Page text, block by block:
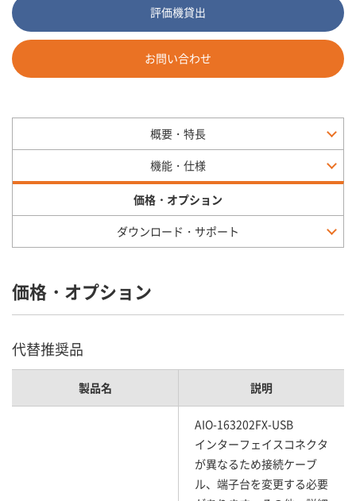
評価機貸出
お問い合わせ
概要・特長
機能・仕様
価格・オプション
ダウンロード・サポート
価格・オプション
代替推奨品
製品名 説明
AIO-163202FX-USB
インターフェイスコネクタ
が異なるため接続ケーブ
ル、端子台を変更する必要